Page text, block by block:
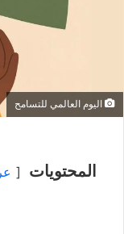
اليوم العالمي للتسامح
المحتويات